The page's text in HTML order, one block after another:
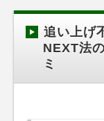
追い上
NEXT法
ミ